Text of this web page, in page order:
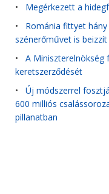
• Megérkezett a
• Románia fittyet
szénerőművet is
• A
keretszerződését
• Új módszerrel
600 milliós
pillanatban